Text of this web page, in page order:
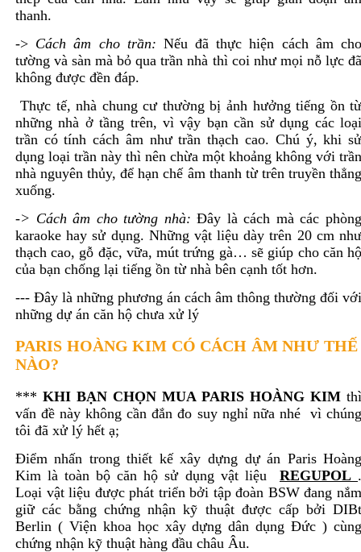
thanh.
->Cách âm cho trần: Nếu đã thực hiện cách âm
tường và sàn mà bỏ qua trần nhà thì coi như mọi nỗ lực
không được đền đáp.
Thực tế, nhà chung cư thường bị ảnh hưởng tiếng ồn
những nhà ở tầng trên, vì vậy bạn cần sử dụng các
trần có tính cách âm như trần thạch cao. Chú ý, khi
dụng loại trần này thì nên chừa một khoảng không với
nhà nguyên thủy, để hạn chế âm thanh từ trên truyền
xuống.
-> Cách âm cho tường nhà: Đây là cách mà các
karaoke hay sử dụng. Những vật liệu dày trên 20 cm
thạch cao, gỗ đặc, vữa, mút trứng gà… sẽ giúp cho căn
của bạn chống lại tiếng ồn từ nhà bên cạnh tốt hơn.
--- Đây là những phương án cách âm thông thường đối
những dự án căn hộ chưa xử lý
PARIS HOÀNG KIM CÓ CÁCH ÂM NHƯ
NÀO?
*** KHI BẠN CHỌN MUA PARIS HOÀNG KIM
vấn đề này không cần đắn đo suy nghỉ nữa nhé vì
tôi đã xử lý hết ạ;
Điểm nhấn trong thiết kế xây dựng dự án Paris
Kim là toàn bộ căn hộ sử dụng vật liệu
REGUPOL
Loại vật liệu được phát triển bởi tập đoàn BSW đang
giữ các bằng chứng nhận kỹ thuật được cấp bởi
Berlin ( Viện khoa học xây dựng dân dụng Đức )
chứng nhận kỹ thuật hàng đầu châu Âu.